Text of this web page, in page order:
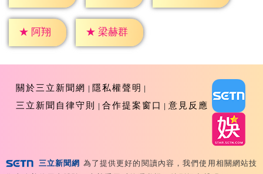
★ 阿翔 ★ 梁赫群
關於三立新聞網
隱私權聲明
三立新聞自律守則
合作提案窗口 意見反應
Copyright ©2026 Sanlih E-Television All Rights
三立新聞網 為了提供更好的閱讀內容，我們使用相關網站技